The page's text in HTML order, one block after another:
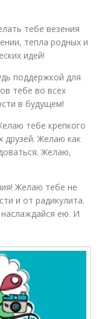
тебе везения
тепла родных и
идей!
поддержкой для
тебе во всех
в будущем!
тебе крепкого
друзей. Желаю как
Желаю,
Желаю тебе не
и от радикулита.
ею. И